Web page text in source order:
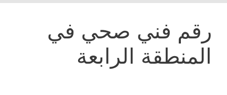
رقم فني صحي في
المنطقة الرابعة